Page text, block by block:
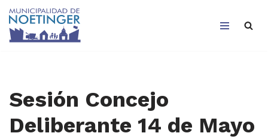
Saltar
Sesión Concejo
Deliberante 14 de Mayo